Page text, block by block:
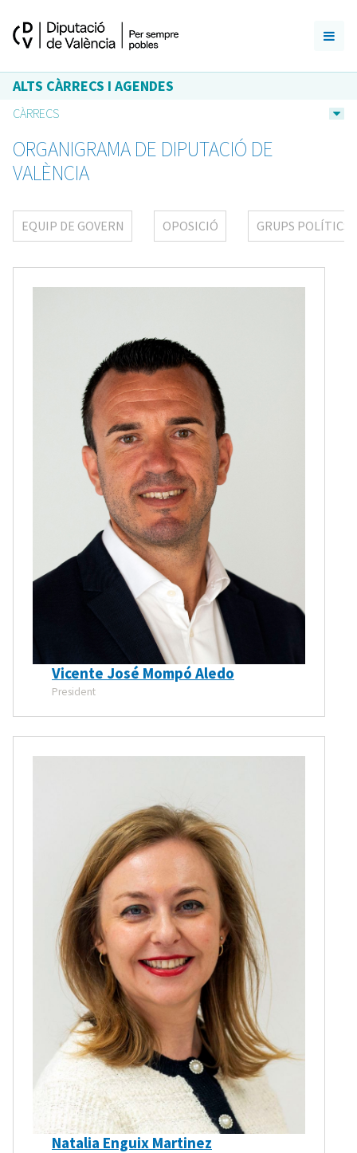
ALTS CÀRRECS I AGENDES
CÀRRECS
ORGANIGRAMA DE DIPUTACIÓ DE
VALÈNCIA
EQUIP DE GOVERN OPOSICIÓ GRUPS POLÍTICS
Vicente José Mompó Aledo
President
Natalia Enguix Martinez